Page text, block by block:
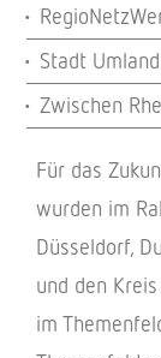
Stadt
Zwischen
Für das
wurden im
Düssel­dorf,
und den
im